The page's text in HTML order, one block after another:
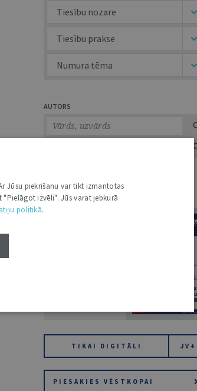
Tiesību nozare
Tiesību prakse
Numura tēma
AUTORS
ŽURNĀLU KATALOGS /
TIKAI DIGITĀLI JV+
PIESAKIES VĒSTKOPAI
Jūsu piekrišanu var tikt izmantotas
izvēli". Jūs varat jebkurā
politikā.